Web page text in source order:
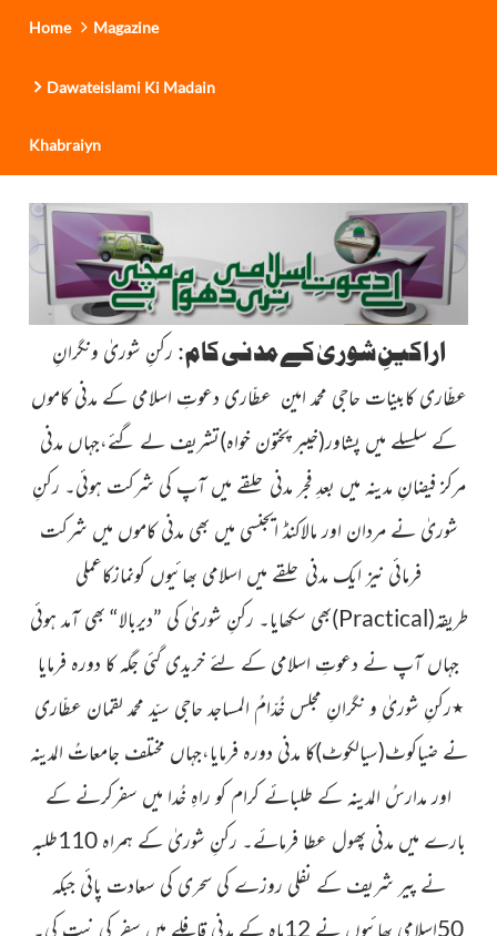
Home Magazine
Dawateislami Ki Madain
Khabraiyn
اراکینِ شوریٰ کے مدنی کام: رکنِ شوریٰ ونگرانِ
عطّاری کابینات حاجی محمد امین عطّاری دعوتِ اسلامی کے مدنی کاموں
کےسلسلے میں پشاور(خیبر پختون خواہ)تشریف لے گئے،جہاں مدنی
مرکزفیضانِ مدینہ میں بعدِ فجر مدنی حلقے میں آپ کی شرکت ہوئی۔ رکنِ
شوریٰ نے مردان اور مالاکنڈ ایجنسی میں بھی مدنی کاموں میں شرکت
فرمائی نیز ایک مدنی حلقے میں اسلامی بھائیوں کونمازکاعملی
طریقہ(
Practical
)بھی سکھایا۔ رکنِ شوریٰ کی ”دیربالا“ بھی آمد ہوئی
جہاں آپ نے دعوتِ اسلامی کے لئے خریدی گئی جگہ کا دورہ فرمایا
٭رکنِ شوریٰ و نگرانِ مجلس خُدّامُ المساجدحاجی سیّد محمد لقمان عطّاری
نے ضیاکوٹ(سیالکوٹ)کا مدنی دورہ فرمایا،جہاں مختلف جامعاتُ المدینہ
اور مدارسُ المدینہ کے طلبائے کرام کو راہِ خُدا میں سفرکرنے کے
بارے میں مدنی پھول عطا فرمائے۔ رکنِ شوریٰ
کے ہمراہ 110طلبہ
نے پیر شریف کے نفلی روزے کی سحری کی سعادت پائی جبکہ
50اسلامی بھائیوں نے 12ماہ کے مدنی قافلے
میں سفر کی نیت کی۔